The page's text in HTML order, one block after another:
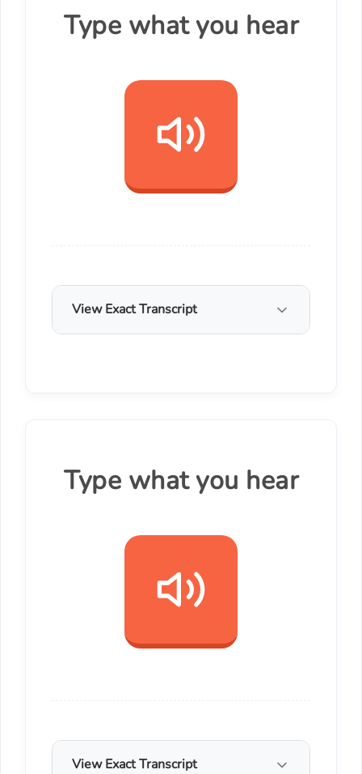
Type what you hear
View Exact Transcript
Type what you hear
View Exact Transcript